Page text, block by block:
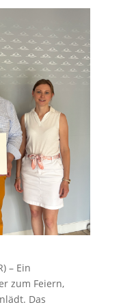
– Ein
zum Feiern,
Das